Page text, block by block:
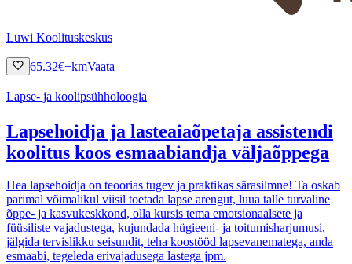
Luwi Koolituskeskus
65.32€+kmVaata
Lapse- ja koolipsühholoogia
Lapsehoidja ja lasteaiaõpetaja assistendi
koolitus koos esmaabiandja väljaõppega
Hea lapsehoidja on teoorias tugev ja praktikas särasilmne! Ta oskab
parimal võimalikul viisil toetada lapse arengut, luua talle turvaline
õppe- ja kasvukeskkond, olla kursis tema emotsionaalsete ja
füüsiliste vajadustega, kujundada hügieeni- ja toitumisharjumusi,
jälgida tervislikku seisundit, teha koostööd lapsevanematega, anda
esmaabi, tegeleda erivajadusega lastega jpm.